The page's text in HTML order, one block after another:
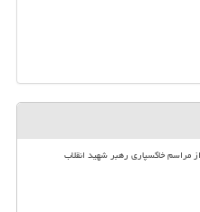
مراسم خاکسپاری رهبر شهید انقلاب